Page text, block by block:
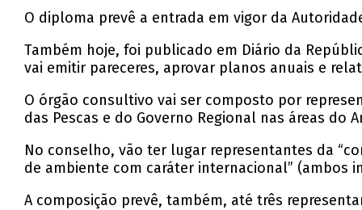
O diploma prevê a entrada em vigor da
Também hoje, foi publicado em Diário da
vai emitir pareceres, aprovar planos anuais e
O órgão consultivo vai ser composto por
das Pescas e do Governo Regional nas áreas do
No conselho, vão ter lugar representantes da
de ambiente com caráter internacional” (ambos
A composição prevê, também, até três